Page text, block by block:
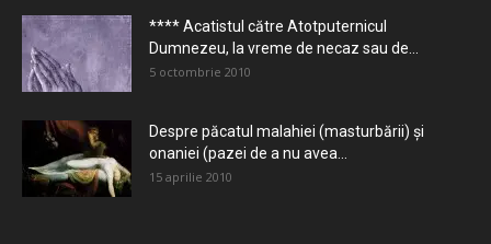
**** Acatistul către Atotputernicul
Dumnezeu, la vreme de necaz sau de...
5 octombrie 2010
Despre păcatul malahiei (masturbării) şi
onaniei (pazei de a nu avea...
15 aprilie 2010